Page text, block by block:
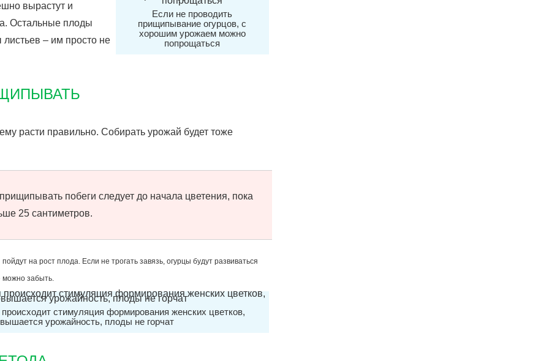
Если не проводить
прищипывание огурцов, с
хорошим урожаем можно
попрощаться
вырастут и
Остальные плоды
– им просто не
расти правильно. Собирать урожай будет тоже
побеги следует до начала цветения, пока
25 сантиметров.
на рост плода. Если не трогать завязь, огурцы будут развиваться
можно забыть.
стимуляция формирования женских цветков,
урожайность, плоды не горчат